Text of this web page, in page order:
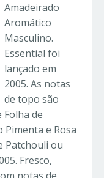
Amadeirado
Aromático
Masculino.
Essential foi
lançado em
2005. As notas
de topo são
de
Pimenta e Rosa
Patchouli ou
Fresco,